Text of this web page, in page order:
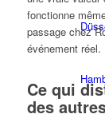
fonctionne
passage chez
événement réel.
Ce qui
des